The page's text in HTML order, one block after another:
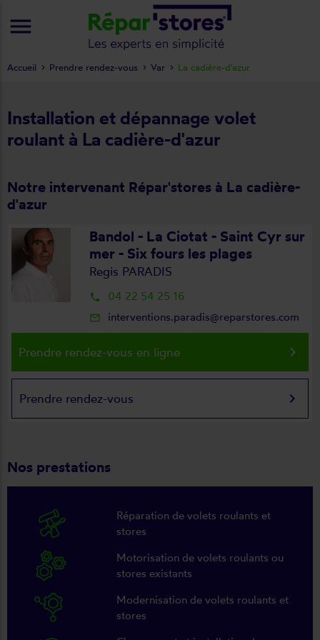
Installation et dépannage volet
roulant à La cadière-d'azur
Notre intervenant Répar'stores à La cadière-
d'azur
Bandol - La Ciotat - Saint Cyr sur
mer - Six fours les plages
Regis PARADIS
local_phone 04 22 54 25 16
mail_outline interventions.paradis@reparstores.com
Prendre rendez-vous en ligne keyboard_arrow_right
Prendre rendez-vous keyboard_arrow_right
Nos prestations
Réparation de volets roulants et
stores
Motorisation de volets roulants ou
stores existants
Modernisation de volets roulants et
stores
Accueil Prendre rendez-vous Var La cadière-d'azur
menu